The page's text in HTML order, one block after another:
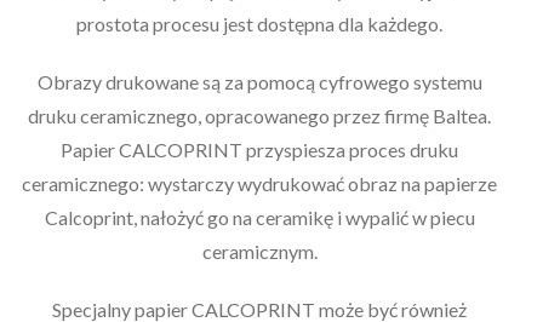
prostota procesu jest dostępna dla każdego.
Obrazy drukowane są za pomocą cyfrowego systemu
druku ceramicznego, opracowanego przez firmę Baltea.
Papier CALCOPRINT przyspiesza proces druku
ceramicznego: wystarczy wydrukować obraz na papierze
Calcoprint, nałożyć go na ceramikę i wypalić w piecu
ceramicznym.
Specjalny papier CALCOPRINT może być również